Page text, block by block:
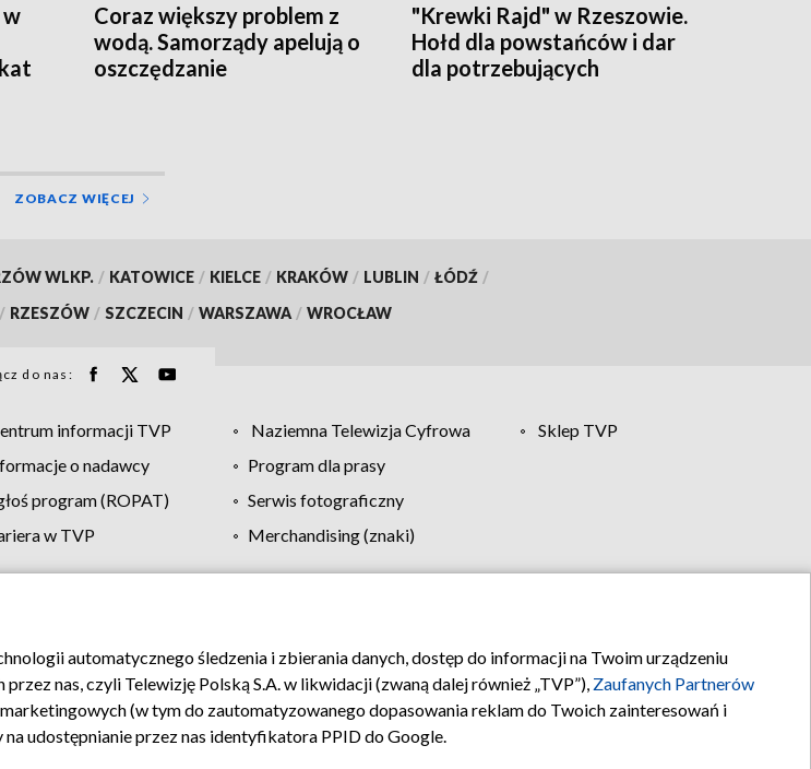
Coraz większy problem z
wodą. Samorządy apelują o
oszczędzanie
"Krewki Rajd" w Rzeszowie.
Hołd dla powstańców i dar
dla potrzebujących
ZOBACZ WIĘCEJ
WLKP. / KATOWICE / KIELCE / KRAKÓW / LUBLIN / ŁÓDŹ /
/ RZESZÓW / SZCZECIN / WARSZAWA / WROCŁAW
do nas:
informacji TVP Naziemna Telewizja Cyfrowa
Sklep TVP
o nadawcy
Program dla prasy
program (ROPAT)
Serwis fotograficzny
w TVP
Merchandising (znaki)
Moje zgody Pomoc Biuro reklamy Kontakt
automatycznego śledzenia i zbierania danych, dostęp do informacji na Twoim urządzeniu
nas, czyli Telewizję Polską S.A. w likwidacji (zwaną dalej również „TVP”), Zaufanych Partnerów
marketingowych (w tym do zautomatyzowanego dopasowania reklam do Twoich zainteresowań i
udostępnianie przez nas identyfikatora PPID do Google.